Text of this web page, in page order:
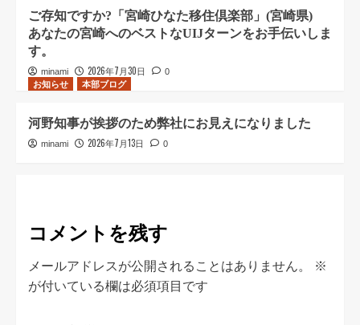
ご存知ですか?「宮崎ひなた移住倶楽部」(宮崎県)
あなたの宮崎へのベストなUIJターンをお手伝いしま
す。
minami 2026年7月30日 0
お知らせ 本部ブログ
河野知事が挨拶のため弊社にお見えになりました
minami 2026年7月13日 0
コメントを残す
メールアドレスが公開されることはありません。
※
が付いている欄は必須項目です